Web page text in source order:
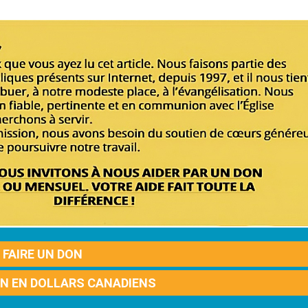
FAIRE UN DON
EN DOLLARS CANADIENS